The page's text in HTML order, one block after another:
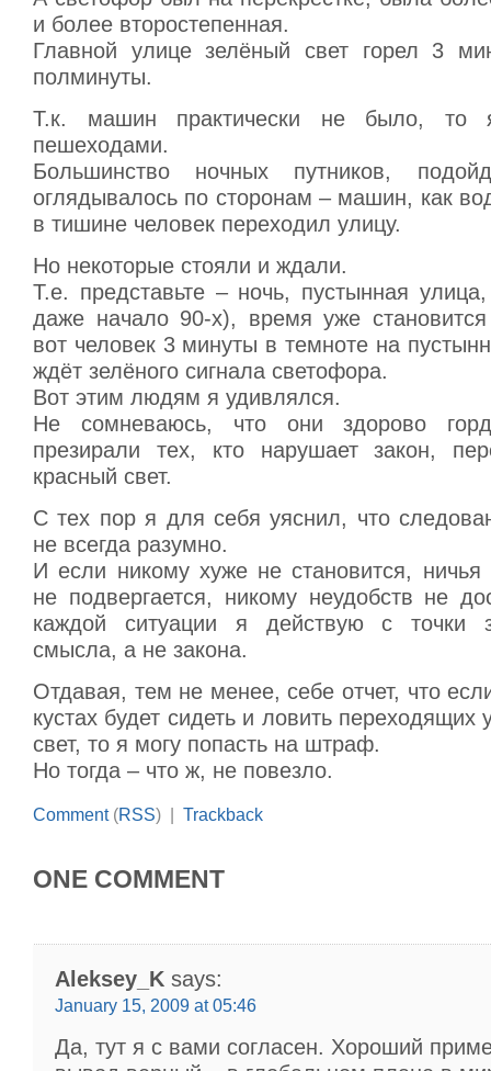
и более второстепенная.
Главной улице зелёный свет горел 3
полминуты.
Т.к. машин практически не было, то
пешеходами.
Большинство ночных путников,
оглядывалось по сторонам – машин, как
в тишине человек переходил улицу.
Но некоторые стояли и ждали.
Т.е. представьте – ночь, пустынная
даже начало 90-х), время уже
вот человек 3 минуты в темноте на
ждёт зелёного сигнала светофора.
Вот этим людям я удивлялся.
Не сомневаюсь, что они здорово
презирали тех, кто нарушает закон,
красный свет.
С тех пор я для себя уяснил, что
не всегда разумно.
И если никому хуже не становится, ничья
не подвергается, никому неудобств не
каждой ситуации я действую с точки
смысла, а не закона.
Отдавая, тем не менее, себе отчет, что
кустах будет сидеть и ловить переходящих
свет, то я могу попасть на штраф.
Но тогда – что ж, не повезло.
Comment(RSS) | Trackback
ONE COMMENT
Aleksey_K says:
January 15, 2009 at 05:46
Да, тут я с вами согласен. Хороший